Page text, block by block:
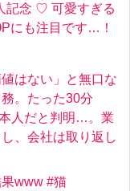
記念 ♡ 可愛すぎる
にも注目です…！
はない」と無口な
。たった30分
人だと判明…。業
、会社は取り返し
www #猫